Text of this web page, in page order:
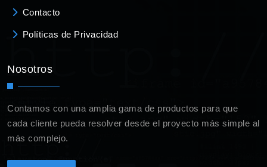
Contacto
Políticas de Privacidad
Nosotros
Contamos con una amplia gama de productos para que
cada cliente pueda resolver desde el proyecto más simple al
más complejo.